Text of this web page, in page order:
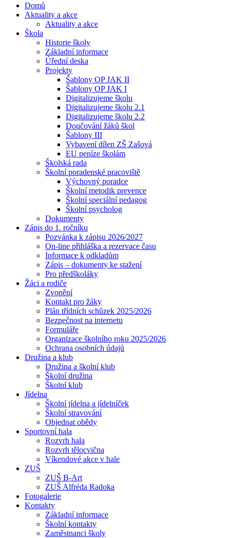
Domů
Aktuality a akce
Aktuality a akce
Škola
Historie školy
Základní informace
Úřední deska
Projekty
Šablony OP JAK II
Šablony OP JAK I
Digitalizujeme školu
Digitalizujeme školu 2.1
Digitalizujeme školu 2.2
Doučování žáků škol
Šablony III
Vybavení dílen ZŠ Zašová
EU peníze školám
Školská rada
Školní poradenské pracoviště
Výchovný poradce
Školní metodik prevence
Školní speciální pedagog
Školní psycholog
Dokumenty
Zápis do 1. ročníku
Pozvánka k zápisu 2026/2027
On-line přihláška a rezervace času
Informace k odkladům
Zápis – dokumenty ke stažení
Pro předškoláky
Žáci a rodiče
Zvonění
Kontakt pro žáky
Plán třídních schůzek 2025/2026
Bezpečnost na internetu
Formuláře
Organizace školního roku 2025/2026
Ochrana osobních údajů
Družina a klub
Družina a školní klub
Školní družina
Školní klub
Jídelna
Školní jídelna a jídelníček
Školní stravování
Objednat obědy
Sportovní hala
Rozvrh hala
Rozvrh tělocvična
Víkendové akce v hale
ZUŠ
ZUŠ B-Art
ZUŠ Alfréda Radoka
Fotogalerie
Kontakty
Základní informace
Školní kontakty
Zaměstnanci školy